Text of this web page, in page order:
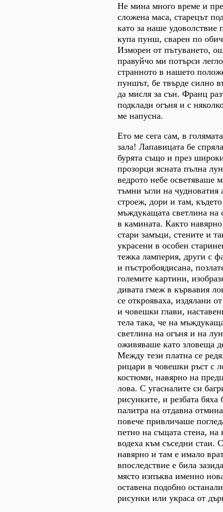
Не мина много време и
сложена маса, старецът
като за наше удоволствие
купа пунш, сварен по
Изморен от пътуването,
правуйчо ми потърси
странното в нашето
пуншът, бе твърде силно
да мисля за сън. Франц
подклади огъня и с
ме напусна.
Ето ме сега сам, в
зала! Лапавицата бе
бурята също и през
прозорци ясната пълна
ведрото небе осветяваше
тъмни ъгли на чудноватия
строеж, дори и там,
мъждукащата светлина на
в камината. Както
стари замъци, стените и
украсени в особен
тежка ламперия, други с
и пъстробоядисана,
големите картини,
дивата гмеж в кървавия
се открояваха, издялани
и човешки глави,
тела така, че на
светлина на огъня и на
оживяваше като зловеща
Между тези платна се
рицари в човешки ръст с
костюми, навярно на
лова. С угасналите си
рисунките, и резбата бяха
палитра на отдавна
повече привличаше
петно на същата стена, на
водеха към съседни стаи.
навярно и там е имало
впоследствие е била
място изпъква именно
оставена подобно
рисунки или украса от